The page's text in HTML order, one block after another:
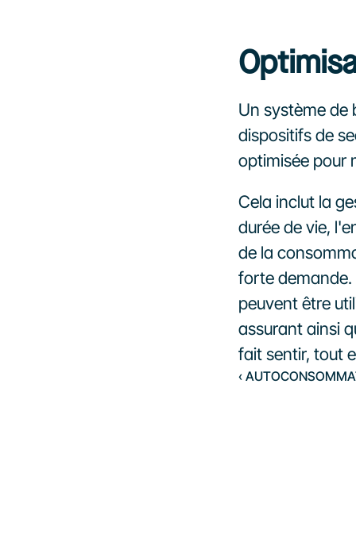
Un système de
dispositifs de
optimisée pour
Cela inclut la
durée de vie,
de la
forte demande.
peuvent être
assurant ainsi
fait sentir, tout
‹